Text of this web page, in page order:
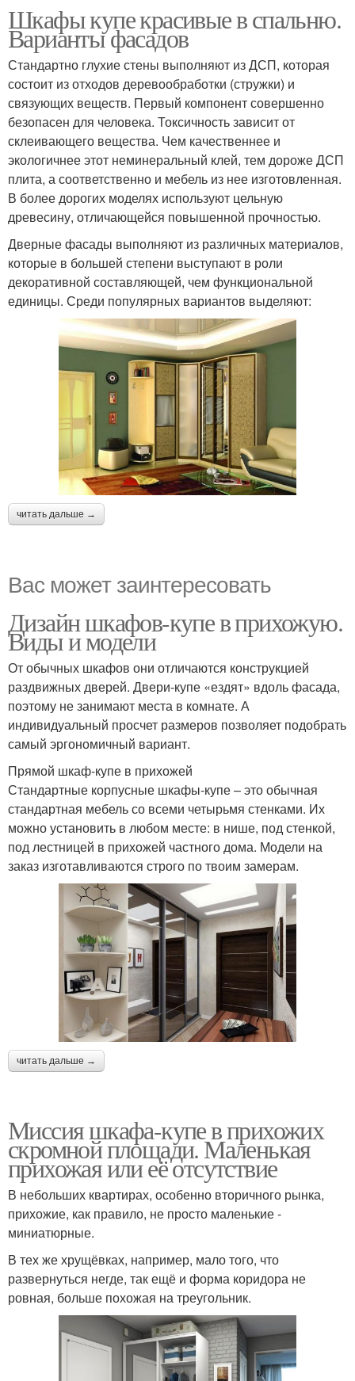
Шкафы купе красивые в спальню.
Варианты фасадов
Стандартно глухие стены выполняют из ДСП, которая
состоит из отходов деревообработки (стружки) и
связующих веществ. Первый компонент совершенно
безопасен для человека. Токсичность зависит от
склеивающего вещества. Чем качественнее и
экологичнее этот неминеральный клей, тем дороже ДСП
плита, а соответственно и мебель из нее изготовленная.
В более дорогих моделях используют цельную
древесину, отличающейся повышенной прочностью.
Дверные фасады выполняют из различных материалов,
которые в большей степени выступают в роли
декоративной составляющей, чем функциональной
единицы. Среди популярных вариантов выделяют:
читать дальше →
Вас может заинтересовать
Дизайн шкафов-купе в прихожую.
Виды и модели
От обычных шкафов они отличаются конструкцией
раздвижных дверей. Двери-купе «ездят» вдоль фасада,
поэтому не занимают места в комнате. А
индивидуальный просчет размеров позволяет подобрать
самый эргономичный вариант.
Прямой шкаф-купе в прихожей
Стандартные корпусные шкафы-купе – это обычная
стандартная мебель со всеми четырьмя стенками. Их
можно установить в любом месте: в нише, под стенкой,
под лестницей в прихожей частного дома. Модели на
заказ изготавливаются строго по твоим замерам.
читать дальше →
Миссия шкафа-купе в прихожих
скромной площади. Маленькая
прихожая или её отсутствие
В небольших квартирах, особенно вторичного рынка,
прихожие, как правило, не просто маленькие -
миниатюрные.
В тех же хрущёвках, например, мало того, что
развернуться негде, так ещё и форма коридора не
ровная, больше похожая на треугольник.